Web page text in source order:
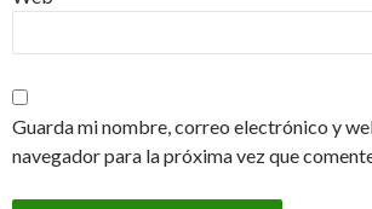
Guarda mi nombre, correo electrónico y
navegador para la próxima vez que